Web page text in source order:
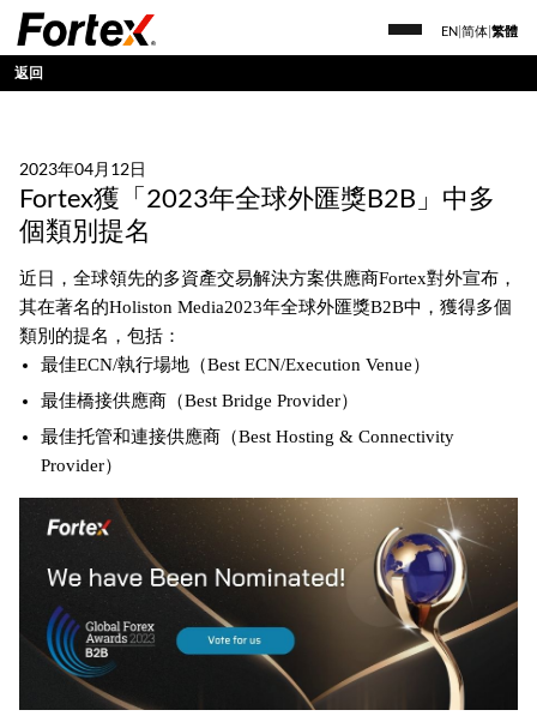
EN 简体 繁體
返回
2023年04月12日
Fortex獲「2023年全球外匯獎B2B」中多
個類別提名
近日，全球領先的多資產交易解決方案供應商Fortex對外宣布，
其在著名的Holiston Media2023年全球外匯獎B2B中，獲得多個
類別的提名，包括：
最佳ECN/執行場地（Best ECN/Execution Venue）
最佳橋接供應商（Best Bridge Provider）
最佳托管和連接供應商（Best Hosting & Connectivity
Provider）